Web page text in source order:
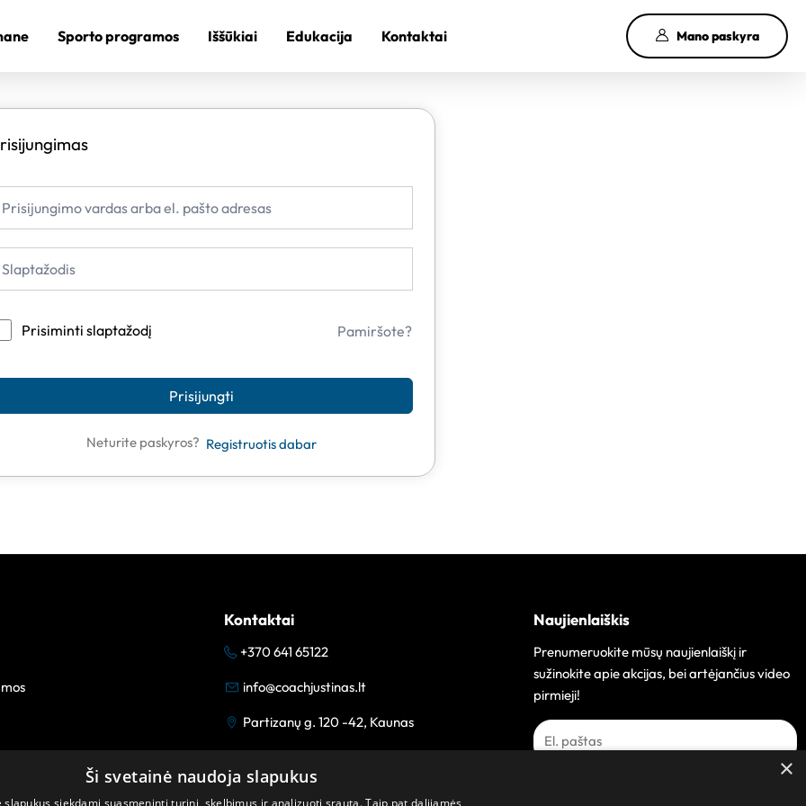
Sporto programos Iššūkiai Edukacija Kontaktai Mano paskyra
Prisiminti slaptažodį Pamiršote?
Prisijungti
Neturite paskyros? Registruotis dabar
Kontaktai
+370 641 65122
info@coachjustinas.lt
Partizanų g. 120 -42, Kaunas
Naujienlaiškis
Prenumeruokite mūsų naujienlaiškį ir
sužinokite apie akcijas, bei artėjančius video
pirmieji!
×
Ši svetainė naudoja slapukus
slapukus siekdami suasmeninti turinį, skelbimus ir analizuoti srautą. Taip pat dalijamės